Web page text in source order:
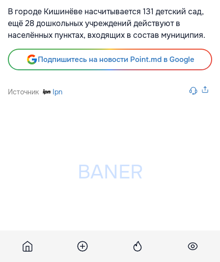
В городе Кишинёве насчитывается 131 детский сад,
ещё 28 дошкольных учреждений действуют в
населённых пунктах, входящих в состав муниципия.
Подпишитесь на новости Point.md в Google
Источник Ipn
Разместить рекламу на сайте